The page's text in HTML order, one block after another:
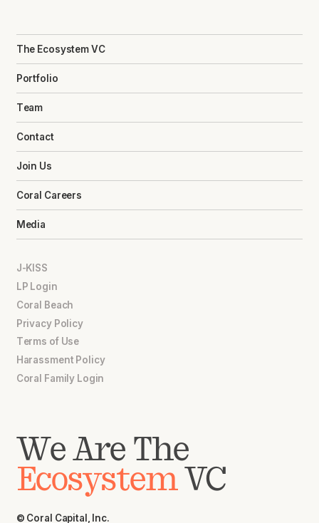
The Ecosystem VC
Portfolio
Team
Contact
Join Us
Coral Careers
Media
J-KISS
LP Login
Coral Beach
Privacy Policy
Terms of Use
Harassment Policy
Coral Family Login
We Are The
EcosystemVC
© Coral Capital, Inc.